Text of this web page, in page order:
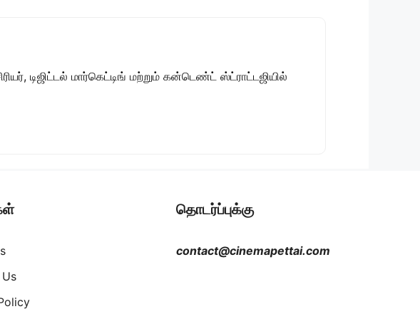
டிஜிட்டல் மார்கெட்டிங் மற்றும் கன்டெண்ட் ஸ்ட்ராட்டஜியில்
தொடர்ப்புக்கு
contact@cinemapettai.com